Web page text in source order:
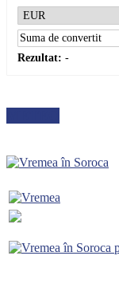
Rezultat: -